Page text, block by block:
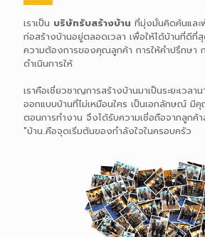
พัฒนาอย่างไม่หยุดยั้ง
บริษัทรับสร้างบ้านที่มุ่งมั่นคิดค้นและ
ก่อสร้างบ้านอยู่ตลอดเวลา เพื่อให้ได้บ้านที่ดีที่
ความต้องการของคุณลูกค้า การให้คำปรึกษา ก
เราเป็น บริษัทรับสร้างบ้าน ที่มุ่งมั่นคิดค้นแล
ก่อสร้างบ้านอยู่ตลอดเวลา เพื่อให้ได้บ้านที่ดีที่
ความต้องการของคุณลูกค้า การให้คำปรึกษา ก
ดำเนินการให้
เราคือเชี่ยวชาญการสร้างบ้านมาเป็นระยะเวลา
ออกแบบบ้านที่ไม่เหมือนใคร เป็นเอกลักษณ์ มี
ตอนการทำงาน จึงได้รับความเชี่อถือจากลูกค้าสู
"บ้าน..คือจุดเริ่มต้นของกำลังใจในครอบครัว